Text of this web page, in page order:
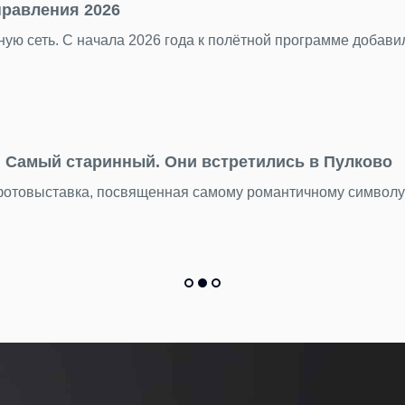
к полётной программе добавились пять новых
встретились в Пулково
самому романтичному символу мореплавания —